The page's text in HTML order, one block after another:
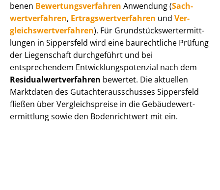
be­nen Be­wer­tungs­ver­fah­ren Anwendung (Sach­
wert­ver­fah­ren, Er­trags­wert­ver­fah­ren und Ver­
gleichs­wert­ver­fah­ren). Für Grund­stücks­wert­ermitt­
lun­gen in Sippersfeld wird eine baurechtliche Prüfung
der Liegenschaft durchgeführt und bei
entsprechendem Ent­wick­lungs­po­ten­zi­al nach dem
Re­si­du­al­wert­ver­fah­ren bewertet. Die aktuellen
Marktdaten des Gut­ach­ter­aus­schus­ses Sippersfeld
fließen über Ver­gleichs­prei­se in die Ge­bäu­de­wert­
ermitt­lung sowie den Bodenrichtwert mit ein.